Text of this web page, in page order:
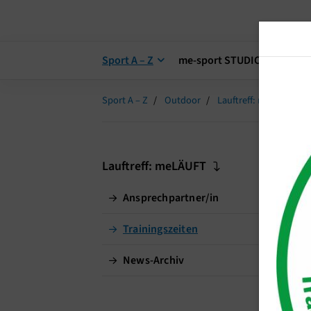
Sport A – Z me-sport STUDIO me-
Sport A – Z Outdoor Lauftreff: meLÄUFT
Lauftreff: meLÄUFT
Ansprechpartner/in
Trainingszeiten
News-Archiv